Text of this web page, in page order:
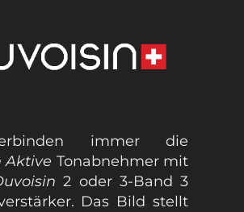
immer die
Aktive Tonabnehmer mit
2 oder 3-Band 3
Das Bild stellt